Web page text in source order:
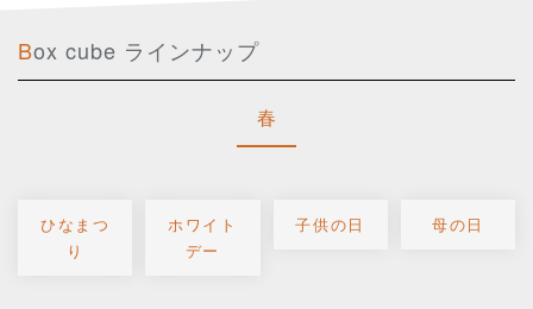
Box cube ラインナップ
春
ひなまつ
り
ホワイト
デー
子供の日 母の日